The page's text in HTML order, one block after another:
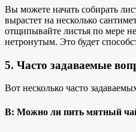
Вы можете начать собирать
вырастет на несколько
отщипывайте листья по мере
нетронутым. Это будет
5. Часто задаваемые
Вот несколько часто
В: Можно ли пить мятный